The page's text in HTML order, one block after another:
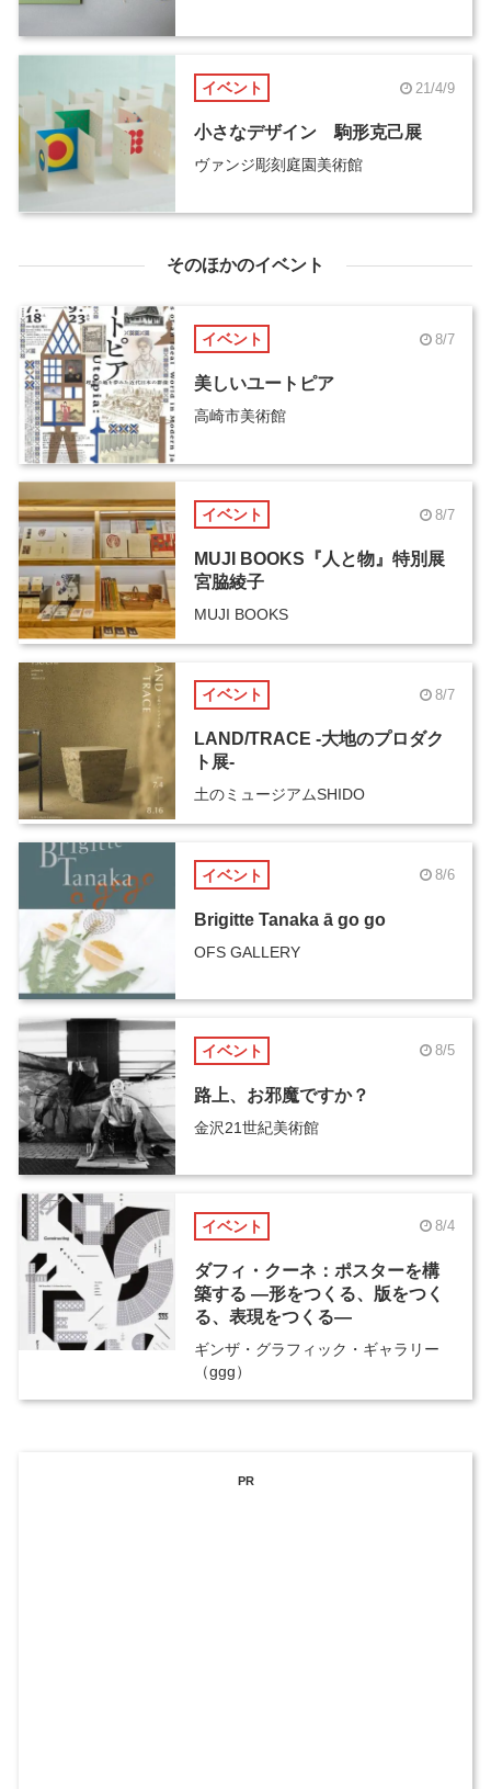
イベント 21/4/9
小さなデザイン 駒形克己展
ヴァンジ彫刻庭園美術館
そのほかのイベント
イベント 8/7
美しいユートピア
高崎市美術館
イベント 8/7
MUJI BOOKS『人と物』特別展
宮脇綾子
MUJI BOOKS
イベント 8/7
LAND/TRACE -大地のプロダク
ト展-
土のミュージアムSHIDO
イベント 8/6
Brigitte Tanaka ā go go
OFS GALLERY
イベント 8/5
路上、お邪魔ですか？
金沢21世紀美術館
イベント 8/4
ダフィ・クーネ：ポスターを構
築する ―形をつくる、版をつく
る、表現をつくる―
ギンザ・グラフィック・ギャラリー
（ggg）
PR